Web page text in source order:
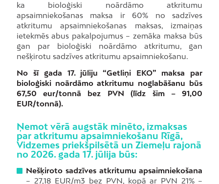
ka bioloģiski noārdāmo atkritumu
apsaimniekošanas maksa ir 60% no sadzīves
atkritumu apsaimniekošanas maksas, izmaiņas
ietekmēs abus pakalpojumus – zemāka maksa būs
gan par bioloģiski noārdāmo atkritumu, gan
nešķirotu sadzīves atkritumu apsaimniekošanu.
No šī gada 17. jūliju “Getliņi EKO” maksa par
bioloģiski noārdāmo atkritumu noglabāšanu būs
67,50 eur/tonnā bez PVN (līdz šim – 91,00
EUR/tonnā).
Ņemot vērā augstāk minēto, izmaksas
par atkritumu apsaimniekošanu Rīgā,
Vidzemes priekšpilsētā un Ziemeļu rajonā
no 2026. gada 17. jūlija būs:
Nešķiroto sadzīves atkritumu apsaimniekošana
– 27,18 EUR/m3 bez PVN, kopā ar PVN 21% –